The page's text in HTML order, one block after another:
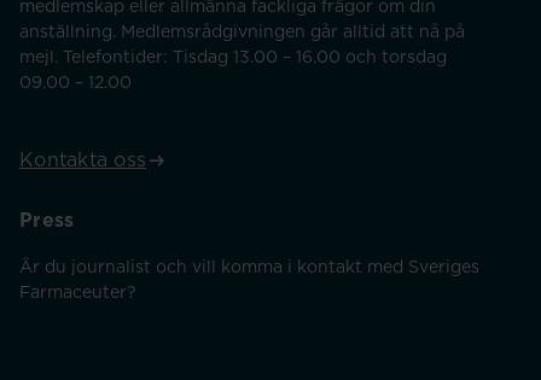
medlemskap eller allmänna fackliga frågor om din
anställning. Medlemsrådgivningen går alltid att nå på
mejl. Telefontider: Tisdag 13.00 – 16.00 och torsdag
09.00 – 12.00
Kontakta oss
Press
Är du journalist och vill komma i kontakt med Sveriges
Farmaceuter?